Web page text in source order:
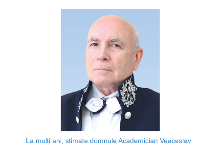
La mulți ani, stimate domnule Academician Veaceslav